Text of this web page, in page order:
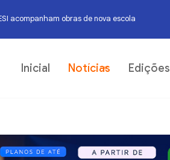
acompanham obras de nova escola
Inicial Notícias Edições